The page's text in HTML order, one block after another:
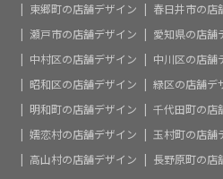
東郷町の店舗デザイン
春日井市の店
瀬戸市の店舗デザイン
愛知県の店舗
中村区の店舗デザイン
中川区の店舗
昭和区の店舗デザイン
緑区の店舗デ
明和町の店舗デザイン
千代田町の店
嬬恋村の店舗デザイン
玉村町の店舗
高山村の店舗デザイン
長野原町の店